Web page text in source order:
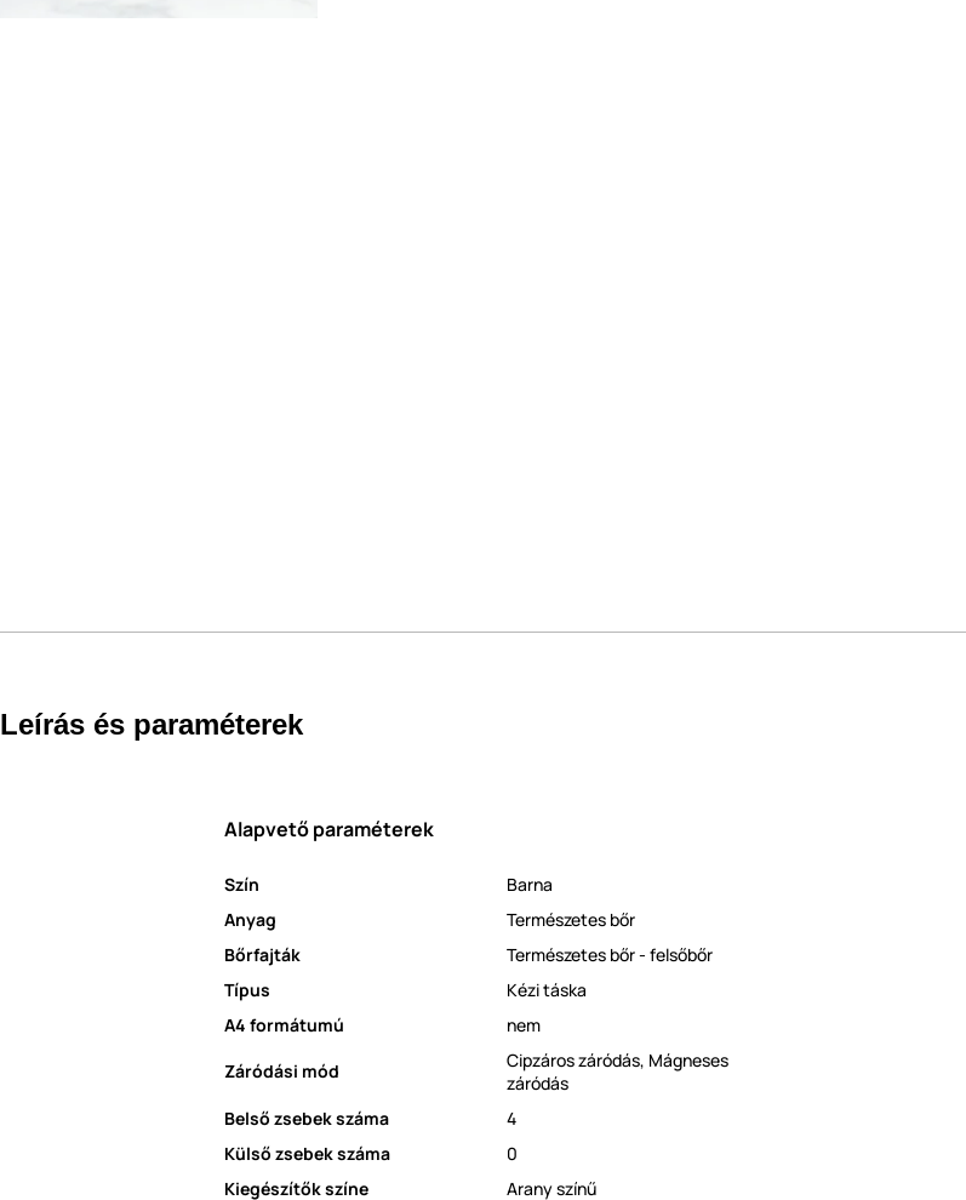
Leírás és paraméterek
Alapvető paraméterek
Szín
Barna
Anyag
Természetes bőr
Bőrfajták
Természetes bőr - felsőbőr
Típus
Kézi táska
A4 formátumú
nem
Záródási mód
Cipzáros záródás, Mágneses
záródás
Belső zsebek száma
4
Külső zsebek száma
0
Kiegészítők színe
Arany színű